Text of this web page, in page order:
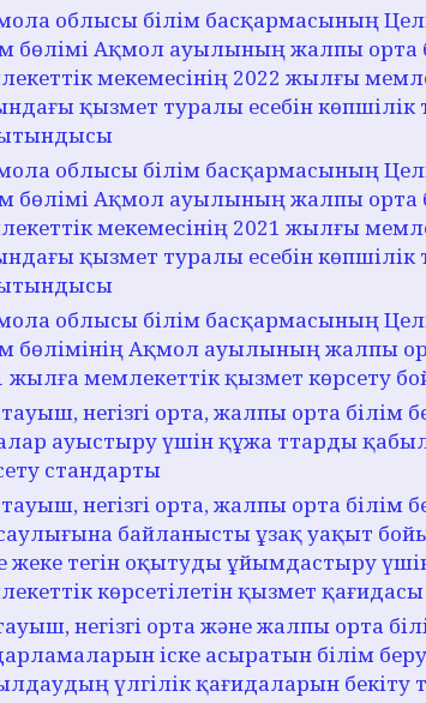
облысы білім басқармасының
бөлімі Ақмол ауылының жалпы орта
мекемесінің 2022 жылғы
қызмет туралы есебін
облысы білім басқармасының
бөлімі Ақмол ауылының жалпы орта
мекемесінің 2021 жылғы
қызмет туралы есебін
облысы білім басқармасының
бөлімінің Ақмол ауылының жалпы
жылға мемлекеттік қызмет көрсету
негізгі орта, жалпы орта білім
ауыстыру үшін құжа ттарды
стандарты
негізгі орта, жалпы орта білім
байланысты ұзақ уақыт
жеке тегін оқытуды ұйымдастыру
көрсетілетін қызмет
негізгі орта және жалпы орта
іске асыратын білім
үлгілік қағидаларын бекіту